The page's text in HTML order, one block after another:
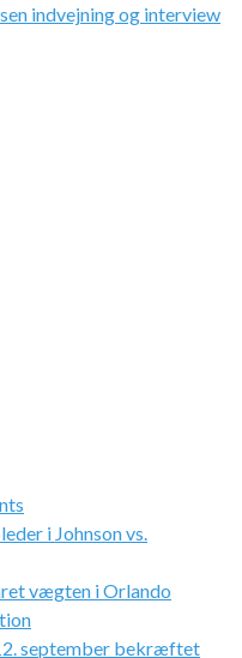
indvejning og interview
i Johnson vs.
vægten i Orlando
september bekræftet